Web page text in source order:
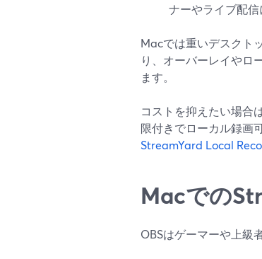
ナーやライブ配信
Macでは重いデスクト
り、オーバーレイやロ
ます。
コストを抑えたい場合
限付きでローカル録画
StreamYard Local
Macでの
OBSはゲーマーや上級